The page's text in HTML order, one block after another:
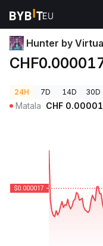
Kryptohinnat Hunter by
Hunter by
24H 7D 14D 30D
Matala CHF